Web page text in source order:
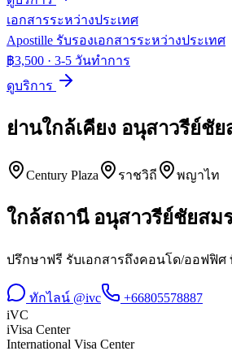
เอกสารระหว่างประเทศ
Apostille รับรองเอกสารระหว่างประเทศ
฿3,500 · 3-5 วันทำการ
ดูบริการ
ย่านใกล้เคียง อนุสาวรีย์ชั
Century Plaza ราชวิถี พญาไท
ใกล้สถานี อนุสาวรีย์ชัยสม
ปรึกษาฟรี รับเอกสารถึงคอนโด/ออฟฟิศ
ทักไลน์ @ivc
+66805578887
iVC
iVisa Center
International Visa Center